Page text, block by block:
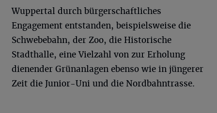
Wuppertal durch bürgerschaftliches
Engagement entstanden, beispielsweise die
Schwebebahn, der Zoo, die Historische
Stadthalle, eine Vielzahl von zur Erholung
dienender Grünanlagen ebenso wie in jüngerer
Zeit die Junior-Uni und die Nordbahntrasse.